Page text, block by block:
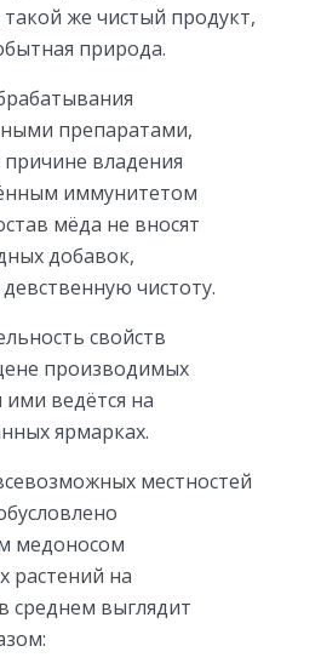
же чистый продукт,
природа.
препаратами,
владения
иммунитетом
мёда не вносят
добавок,
чистоту.
свойств
производимых
ведётся на
ярмарках.
местностей
медоносом
растений на
среднем выглядит